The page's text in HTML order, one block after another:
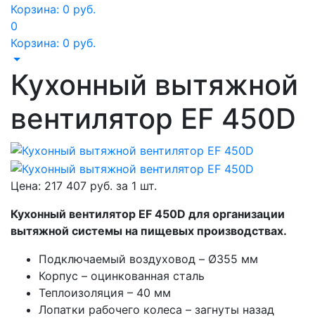
Корзина: 0 руб.
0
Корзина: 0 руб.
Кухонный вытяжной
вентилятор EF 450D
Цена: 217 407 руб. за 1 шт.
Кухонный вентилятор EF 450D для организации
вытяжной системы на пищевых производствах.
Подключаемый воздуховод – Ø355 мм
Корпус – оцинкованная сталь
Теплоизоляция – 40 мм
Лопатки рабочего колеса – загнуты назад